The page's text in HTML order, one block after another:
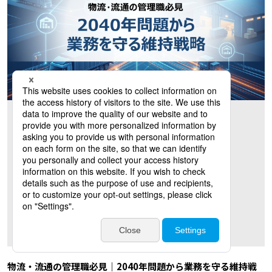
物流・流通の管理職必見｜2040年問題から業務を守る維持戦